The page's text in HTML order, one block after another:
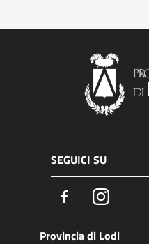
SEGUICI SU
FacebookInstagram
Provincia di Lodi